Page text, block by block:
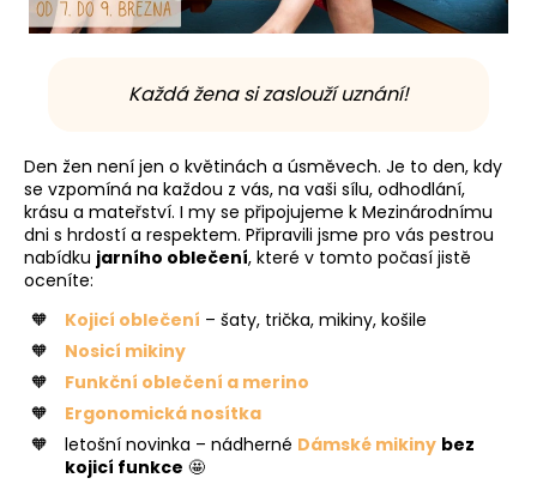
Každá žena si zaslouží uznání!
Den žen není jen o květinách a úsměvech. Je to den, kdy
se vzpomíná na každou z vás, na vaši sílu, odhodlání,
krásu a mateřství. I my se připojujeme k Mezinárodnímu
dni s hrdostí a respektem. Připravili jsme pro vás pestrou
nabídku jarního oblečení, které v tomto počasí jistě
oceníte:
Kojicí oblečení – šaty, trička, mikiny, košile
Nosicí mikiny
Funkční oblečení a merino
Ergonomická nosítka
letošní novinka – nádherné Dámské mikiny bez
kojicí funkce 🤩
a
?
D
o
p
o